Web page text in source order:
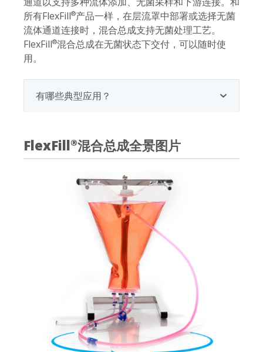
所有FlexFill®产品一样，在层流罩中部署或选择无菌
流体通道连接时，混合总成支持无菌处理工艺。
FlexFill®混合总成在无菌状态下交付，可以随时使
用。
有哪些典型应用？
FlexFill®混合总成全景图片